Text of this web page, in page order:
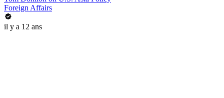
Foreign Affairs
il y a 12 ans